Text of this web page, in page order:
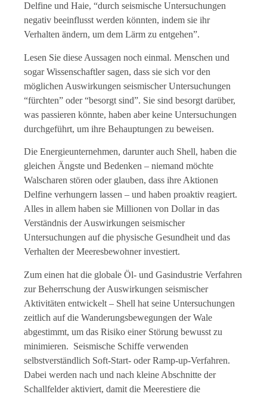
Delfine und Haie, “durch seismische Untersuchungen
negativ beeinflusst werden könnten, indem sie ihr
Verhalten ändern, um dem Lärm zu entgehen”.
Lesen Sie diese Aussagen noch einmal. Menschen und
sogar Wissenschaftler sagen, dass sie sich vor den
möglichen Auswirkungen seismischer Untersuchungen
“fürchten” oder “besorgt sind”. Sie sind besorgt darüber,
was passieren könnte, haben aber keine Untersuchungen
durchgeführt, um ihre Behauptungen zu beweisen.
Die Energieunternehmen, darunter auch Shell, haben die
gleichen Ängste und Bedenken – niemand möchte
Walscharen stören oder glauben, dass ihre Aktionen
Delfine verhungern lassen – und haben proaktiv reagiert.
Alles in allem haben sie Millionen von Dollar in das
Verständnis der Auswirkungen seismischer
Untersuchungen auf die physische Gesundheit und das
Verhalten der Meeresbewohner investiert.
Zum einen hat die globale Öl- und Gasindustrie Verfahren
zur Beherrschung der Auswirkungen seismischer
Aktivitäten entwickelt – Shell hat seine Untersuchungen
zeitlich auf die Wanderungsbewegungen der Wale
abgestimmt, um das Risiko einer Störung bewusst zu
minimieren. Seismische Schiffe verwenden
selbstverständlich Soft-Start- oder Ramp-up-Verfahren.
Dabei werden nach und nach kleine Abschnitte der
Schallfelder aktiviert, damit die Meerestiere die